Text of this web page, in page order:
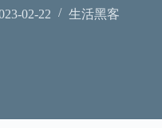
02-22 生活黑客